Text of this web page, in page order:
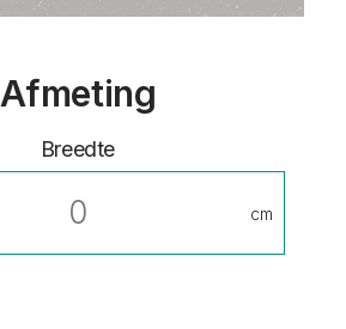
Afmeting
Breedte
cm